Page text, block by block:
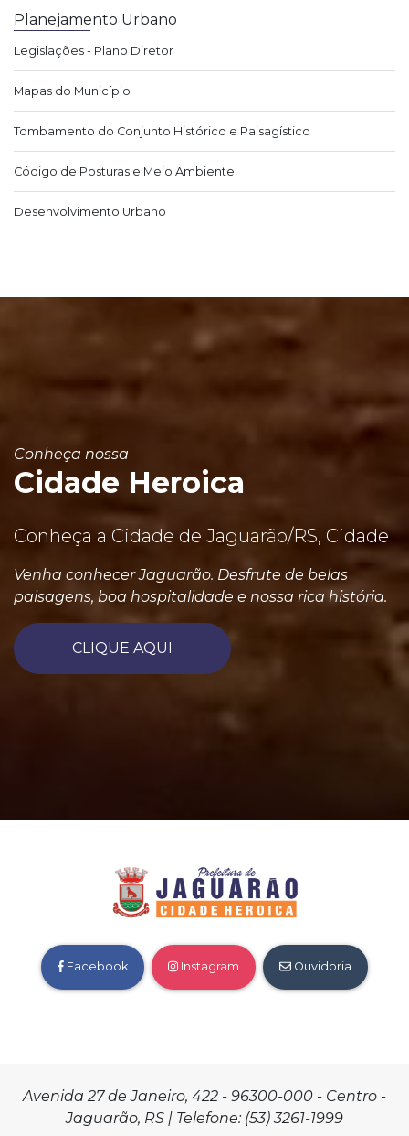
Planejamento Urbano
Legislações - Plano Diretor
Mapas do Município
Tombamento do Conjunto Histórico e Paisagístico
Código de Posturas e Meio Ambiente
Desenvolvimento Urbano
Conheça nossa
Cidade Heroica
Conheça a Cidade de Jaguarão/RS, Cidade
Venha conhecer Jaguarão. Desfrute de belas
paisagens, boa hospitalidade e nossa rica história.
CLIQUE AQUI
Facebook Instagram Ouvidoria
Avenida 27 de Janeiro, 422 - 96300-000 - Centro -
Jaguarão, RS | Telefone: (53) 3261-1999